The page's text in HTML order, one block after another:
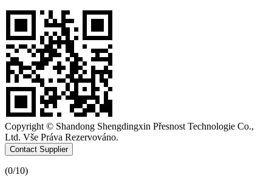
Copyright © Shandong Shengdingxin Přesnost Technologie Co.,
Ltd. Vše Práva Rezervováno.
Contact Supplier
(0/10)